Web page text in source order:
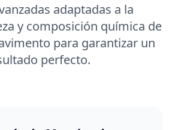
adaptadas a la
y composición química de
para garantizar un
perfecto.